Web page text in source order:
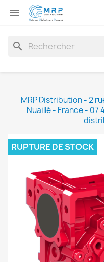

search
MRP Distribution - 2
Nuaillé - France - 07
RUPTURE DE STOCK